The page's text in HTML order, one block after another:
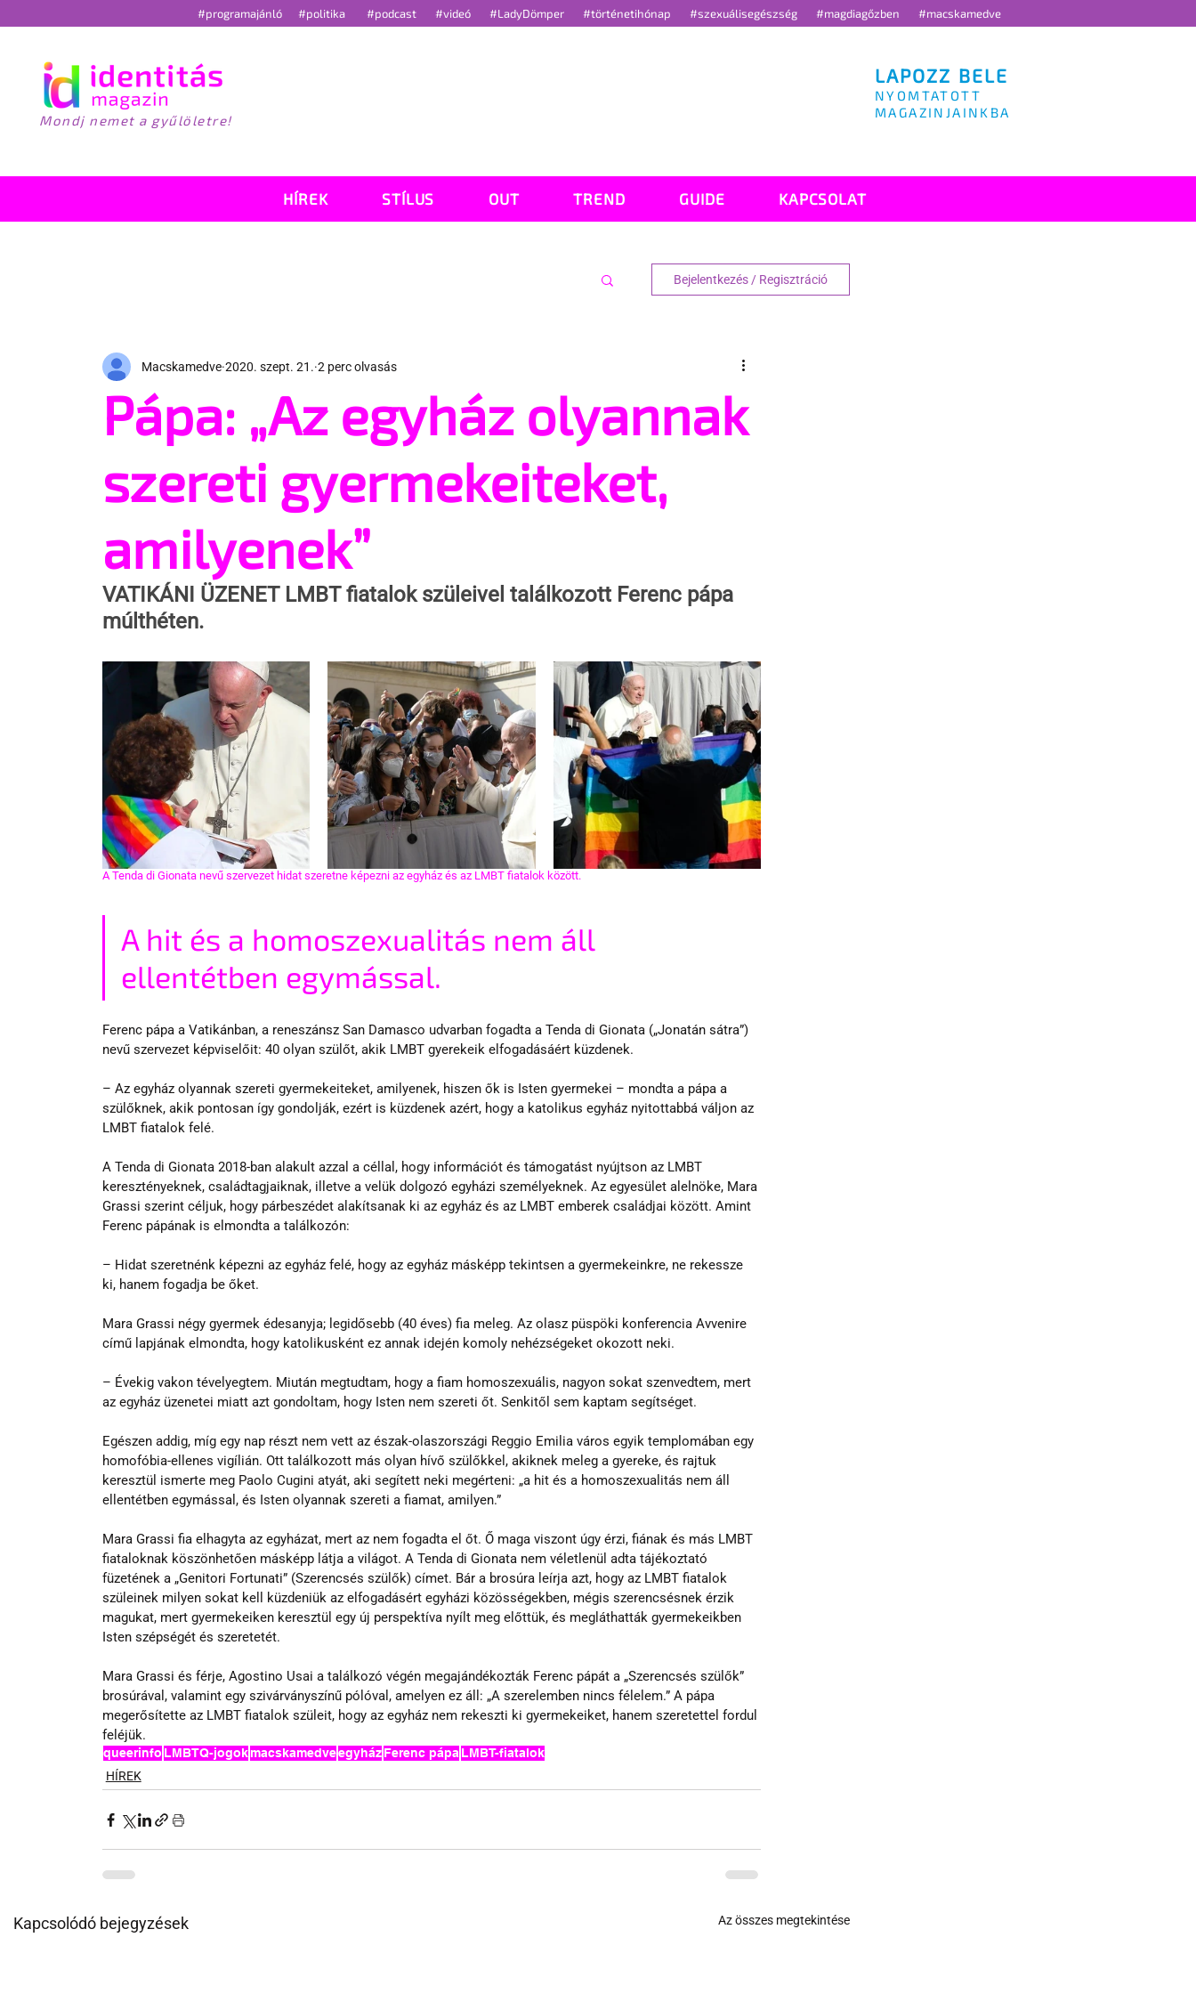
#programajánló #politika #podcast #videó #LadyDömper #történetihónap #szexuálisegészség #magdiagőzben #macskamedve
Mondj nemet a gyűlöletre!
LAPOZZ BELE
NYOMTATOTT
MAGAZINJAINKBA
HÍREK STÍLUS OUT TREND GUIDE KAPCSOLAT
Bejelentkezés / Regisztráció
Pápa: „Az egyház olyannak
szereti gyermekeiteket,
amilyenek”
Macskamedve 2020. szept. 21. 2 perc olvasás
VATIKÁNI ÜZENET LMBT fiatalok szüleivel találkozott Ferenc pápa
múlthéten.
A Tenda di Gionata nevű szervezet hidat szeretne képezni az egyház és az LMBT fiatalok között.
A hit és a homoszexualitás nem áll
ellentétben egymással.
Ferenc pápa a Vatikánban, a reneszánsz San Damasco udvarban fogadta a Tenda di Gionata („Jonatán sátra”)
nevű szervezet képviselőit: 40 olyan szülőt, akik LMBT gyerekeik elfogadásáért küzdenek.
– Az egyház olyannak szereti gyermekeiteket, amilyenek, hiszen ők is Isten gyermekei – mondta a pápa a
szülőknek, akik pontosan így gondolják, ezért is küzdenek azért, hogy a katolikus egyház nyitottabbá váljon az
LMBT fiatalok felé.
A Tenda di Gionata 2018-ban alakult azzal a céllal, hogy információt és támogatást nyújtson az LMBT
keresztényeknek, családtagjaiknak, illetve a velük dolgozó egyházi személyeknek. Az egyesület alelnöke, Mara
Grassi szerint céljuk, hogy párbeszédet alakítsanak ki az egyház és az LMBT emberek családjai között. Amint
Ferenc pápának is elmondta a találkozón:
– Hidat szeretnénk képezni az egyház felé, hogy az egyház másképp tekintsen a gyermekeinkre, ne rekessze
ki, hanem fogadja be őket.
Mara Grassi négy gyermek édesanyja; legidősebb (40 éves) fia meleg. Az olasz püspöki konferencia Avvenire
című lapjának elmondta, hogy katolikusként ez annak idején komoly nehézségeket okozott neki.
– Évekig vakon tévelyegtem. Miután megtudtam, hogy a fiam homoszexuális, nagyon sokat szenvedtem, mert
az egyház üzenetei miatt azt gondoltam, hogy Isten nem szereti őt. Senkitől sem kaptam segítséget.
Egészen addig, míg egy nap részt nem vett az észak-olaszországi Reggio Emilia város egyik templomában egy
homofóbia-ellenes vigílián. Ott találkozott más olyan hívő szülőkkel, akiknek meleg a gyereke, és rajtuk
keresztül ismerte meg Paolo Cugini atyát, aki segített neki megérteni: „a hit és a homoszexualitás nem áll
ellentétben egymással, és Isten olyannak szereti a fiamat, amilyen.”
Mara Grassi fia elhagyta az egyházat, mert az nem fogadta el őt. Ő maga viszont úgy érzi, fiának és más LMBT
fiataloknak köszönhetően másképp látja a világot. A Tenda di Gionata nem véletlenül adta tájékoztató
füzetének a „Genitori Fortunati” (Szerencsés szülők) címet. Bár a brosúra leírja azt, hogy az LMBT fiatalok
szüleinek milyen sokat kell küzdeniük az elfogadásért egyházi közösségekben, mégis szerencsésnek érzik
magukat, mert gyermekeiken keresztül egy új perspektíva nyílt meg előttük, és megláthatták gyermekeikben
Isten szépségét és szeretetét.
Mara Grassi és férje, Agostino Usai a találkozó végén megajándékozták Ferenc pápát a „Szerencsés szülők”
brosúrával, valamint egy szivárványszínű pólóval, amelyen ez áll: „A szerelemben nincs félelem.” A pápa
megerősítette az LMBT fiatalok szüleit, hogy az egyház nem rekeszti ki gyermekeiket, hanem szeretettel fordul
feléjük.
queerinfo LMBTQ-jogokmacskamedveegyház Ferenc pápa LMBT-fiatalok
HÍREK
Kapcsolódó bejegyzések Az összes megtekintése